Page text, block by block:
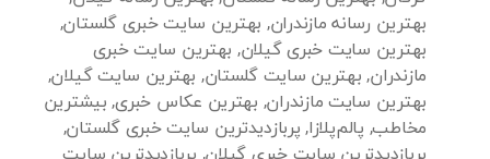
بهترین رسانه مازندران, بهترین سایت خبری گلستان,
بهترین سایت خبری گیلان, بهترین سایت خبری
مازندران, بهترین سایت گلستان, بهترین سایت گیلان,
بهترین سایت مازندران, بهترین عکاس خبری, بیشترین
مخاطب, پالم‌پلازا, پربازدیدترین سایت خبری گلستان,